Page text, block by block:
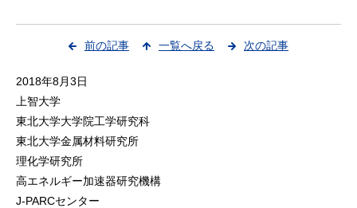
前の記事 一覧へ戻る 次の記事
2018年8月3日
上智大学
東北大学大学院工学研究科
東北大学金属材料研究所
理化学研究所
高エネルギー加速器研究機構
J-PARCセンター